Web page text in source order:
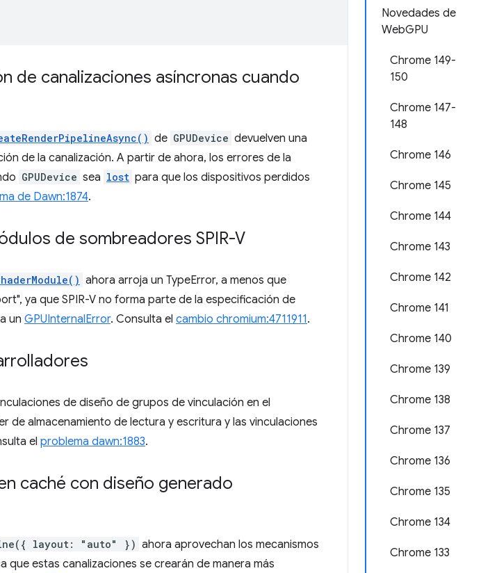
Novedades de
WebGPU
Chrome 149-
150
Chrome 147-
148
Chrome 146
Chrome 145
Chrome 144
Chrome 143
Chrome 142
Chrome 141
Chrome 140
Chrome 139
Chrome 138
Chrome 137
Chrome 136
Chrome 135
Chrome 134
Chrome 133
de canalizaciones asíncronas cuando
de GPUDevice devuelven una
de la canalización. A partir de ahora, los errores de la
GPUDevice sea lost para que los dispositivos perdidos
de Dawn:1874.
de sombreadores SPIR-V
ahora arroja un TypeError, a menos que
ya que SPIR-V no forma parte de la especificación de
un GPUInternalError. Consulta el cambio chromium:4711911.
de diseño de grupos de vinculación en el
de almacenamiento de lectura y escritura y las vinculaciones
el problema dawn:1883.
caché con diseño generado
layout: "auto" }) ahora aprovechan los mecanismos
que estas canalizaciones se crearán de manera más